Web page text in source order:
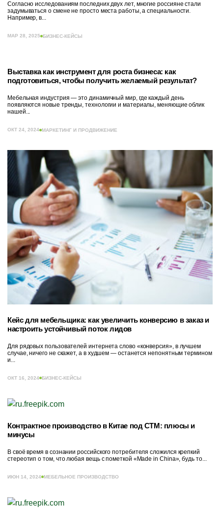
Согласно исследованиям последних двух лет, многие россияне стали
задумываться о смене не просто места работы, а специальности.
Например, в...
МАР 28, 2025 БИЗНЕС-КЕЙСЫ
Выставка как инструмент для роста бизнеса: как
подготовиться, чтобы получить желаемый результат?
Мебельная индустрия — это динамичный мир, где каждый день
появляются новые тренды, технологии и материалы, меняющие облик
нашей...
ОКТ 24, 2024 МАРКЕТИНГ И ПРОДВИЖЕНИЕ
Кейс для мебельщика: как увеличить конверсию в заказ и
настроить устойчивый поток лидов
Для рядовых пользователей интернета слово «конверсия», в лучшем
случае, ничего не скажет, а в худшем — останется непонятным термином
и...
ОКТ 16, 2024 БИЗНЕС-КЕЙСЫ
Контрактное производство в Китае под СТМ: плюсы и
минусы
В своё время в сознании российского потребителя сложился крепкий
стереотип о том, что любая вещь с пометкой «Made in China», будь то...
ИЮН 14, 2024 МЕБЕЛЬНОЕ ПРОИЗВОДСТВО